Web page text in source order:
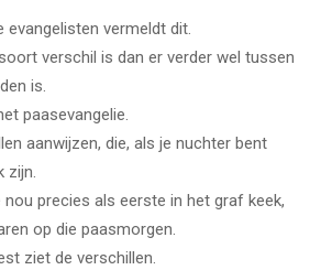
evangelisten vermeldt dit.
verschil is dan er verder wel tussen
is.
paasevangelie.
aanwijzen, die, als je nuchter bent
zijn.
precies als eerste in het graf keek,
op die paasmorgen.
ziet de verschillen.